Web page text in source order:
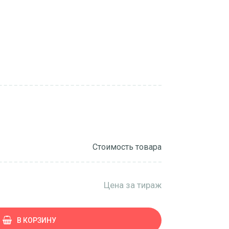
Стоимость товара
Цена за тираж
В КОРЗИНУ